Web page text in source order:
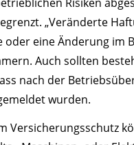
„Veränderte
oder eine Änderung im
Auch sollten
nach der
wurden.
Versicherungsschutz